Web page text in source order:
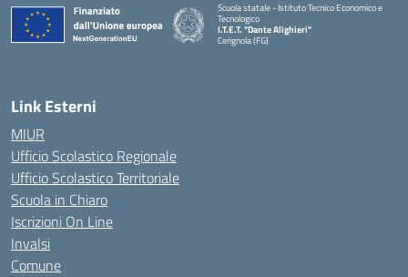
Scuola statale - Istituto Tecnico Economico e
Tecnologico
I.T.E.T. "Dante Alighieri"
Cerignola (FG)
— Visita la pagina iniziale della scuola
Link Esterni
MIUR
Ufficio Scolastico Regionale
Ufficio Scolastico Territoriale
Scuola in Chiaro
Iscrizioni On Line
Invalsi
Comune